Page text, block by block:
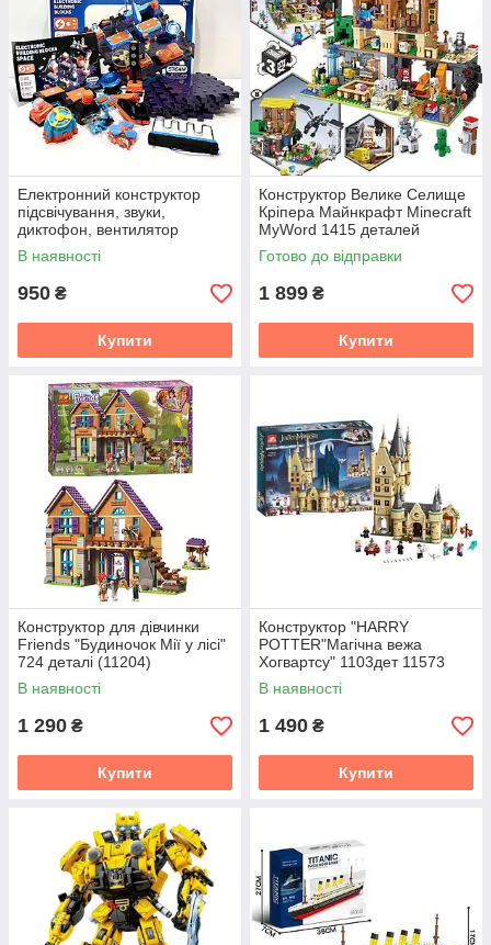
Електронний конструктор
підсвічування, звуки,
диктофон, вентилятор
В наявності
950 ₴
Купити
Конструктор Велике Селище
Кріпера Майнкрафт Minecraft
MyWord 1415 деталей
(7132), 1415 шт.
Готово до відправки
1 899 ₴
Купити
Конструктор для дівчинки
Friends "Будиночок Мії у лісі"
724 деталі (11204)
В наявності
1 290 ₴
Купити
Конструктор "HARRY
POTTER"Магічна вежа
Хогвартсу" 1103дет 11573
В наявності
1 490 ₴
Купити